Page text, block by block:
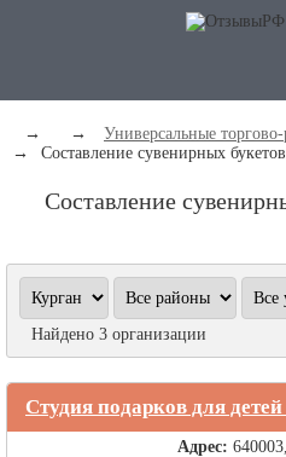
→ →
Универсальные
→
Составление сувенирных букетов
Составление
Найдено 3 организации
Студия подарков для
Адрес: